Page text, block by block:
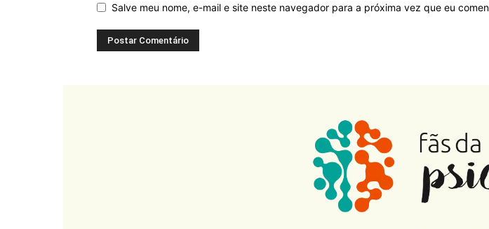
Salve meu nome, e-mail e site neste navegador para a próxima vez que eu